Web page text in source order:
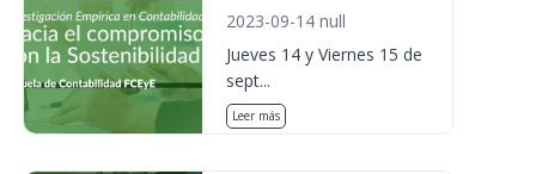
2023-09-14 null
Jueves 14 y Viernes 15 de
sept...
Leer más